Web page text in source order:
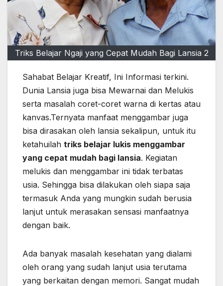
Triks Belajar Ngaji yang Cepat Mudah Bagi Lansia 2
Sahabat Belajar Kreatif, Ini Informasi terkini.
Dunia Lansia juga bisa Mewarnai dan Melukis
serta masalah coret-coret warna di kertas atau
kanvas.Ternyata manfaat menggambar juga
bisa dirasakan oleh lansia sekalipun, untuk itu
ketahuilah triks belajar lukis menggambar
yang cepat mudah bagi lansia. Kegiatan
melukis dan menggambar ini tidak terbatas
usia. Sehingga bisa dilakukan oleh siapa saja
termasuk Anda yang mungkin sudah berusia
lanjut untuk merasakan sensasi manfaatnya
dengan baik.
Ada banyak masalah kesehatan yang dialami
oleh orang yang sudah lanjut usia terutama
yang berkaitan dengan memori. Sangat mudah